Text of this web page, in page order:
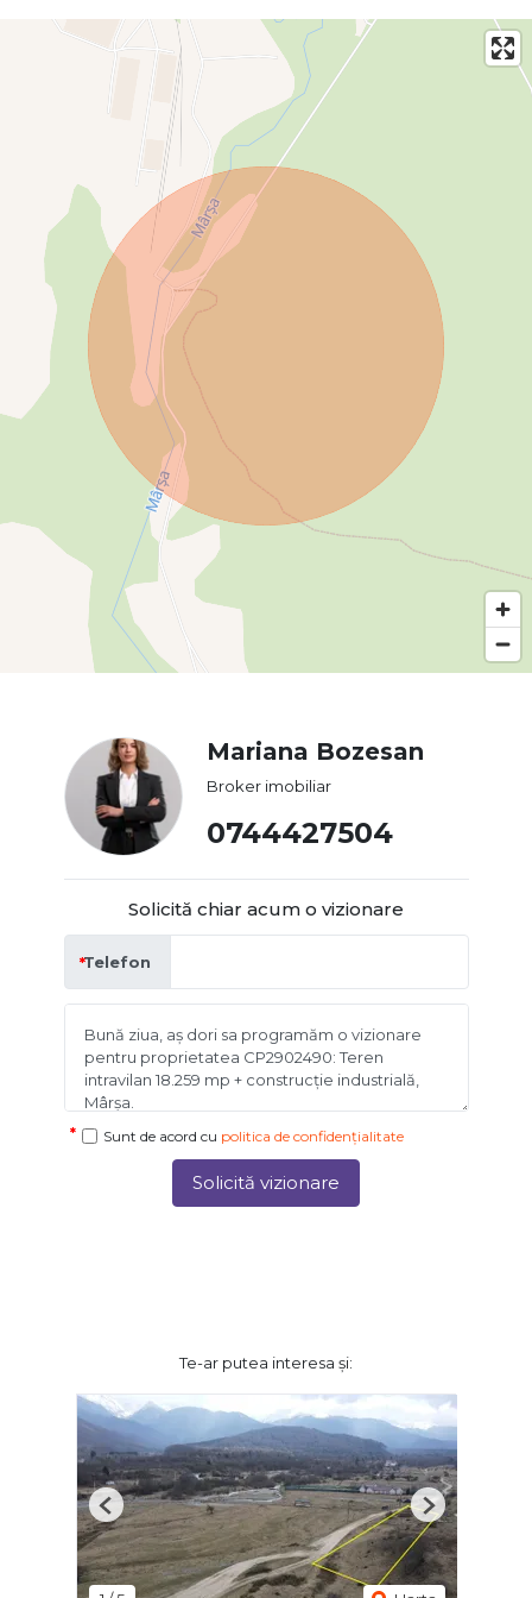
Mariana Bozesan
Broker imobiliar
0744427504
Solicită chiar acum o vizionare
Telefon
Sunt de acord cu politica de confidențialitate
Solicită vizionare
Te-ar putea interesa și:
Previous Next